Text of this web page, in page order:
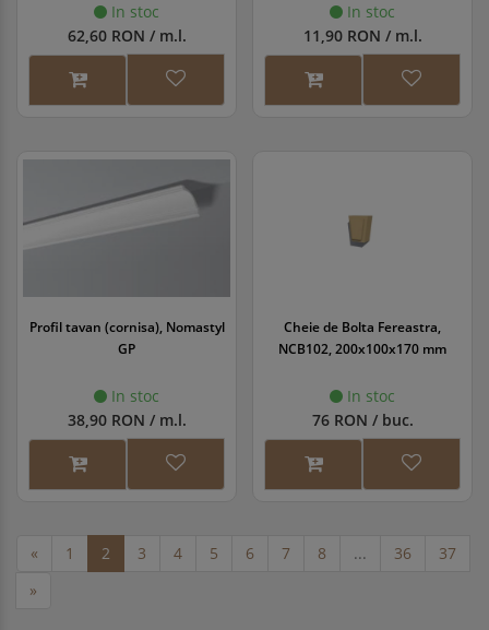
In stoc
62,60 RON / m.l.
In stoc
11,90 RON / m.l.
Profil tavan (cornisa), Nomastyl
GP
In stoc
38,90 RON / m.l.
Cheie de Bolta Fereastra,
NCB102, 200x100x170 mm
In stoc
76 RON / buc.
« 1 2 3 4 5 6 7 8 ... 36
37
»